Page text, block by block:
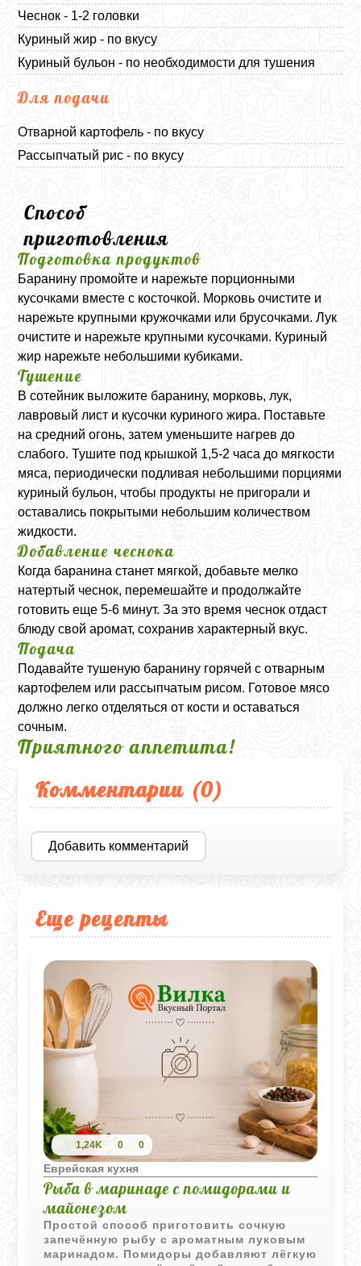
Чеснок - 1-2 головки
Куриный жир - по вкусу
Куриный бульон - по необходимости для тушения
Для подачи
Отварной картофель - по вкусу
Рассыпчатый рис - по вкусу
Способ
приготовления
Подготовка продуктов
Баранину промойте и нарежьте порционными
кусочками вместе с косточкой. Морковь очистите и
нарежьте крупными кружочками или брусочками. Лук
очистите и нарежьте крупными кусочками. Куриный
жир нарежьте небольшими кубиками.
Тушение
В сотейник выложите баранину, морковь, лук,
лавровый лист и кусочки куриного жира. Поставьте
на средний огонь, затем уменьшите нагрев до
слабого. Тушите под крышкой 1,5-2 часа до мягкости
мяса, периодически подливая небольшими порциями
куриный бульон, чтобы продукты не пригорали и
оставались покрытыми небольшим количеством
жидкости.
Добавление чеснока
Когда баранина станет мягкой, добавьте мелко
натертый чеснок, перемешайте и продолжайте
готовить еще 5-6 минут. За это время чеснок отдаст
блюду свой аромат, сохранив характерный вкус.
Подача
Подавайте тушеную баранину горячей с отварным
картофелем или рассыпчатым рисом. Готовое мясо
должно легко отделяться от кости и оставаться
сочным.
Приятного аппетита!
Комментарии (0)
Добавить комментарий
Еще рецепты
1,24K 0 0
Еврейская кухня
Рыба в маринаде с помидорами и
майонезом
Простой способ приготовить сочную
запечённую рыбу с ароматным луковым
маринадом. Помидоры добавляют лёгкую